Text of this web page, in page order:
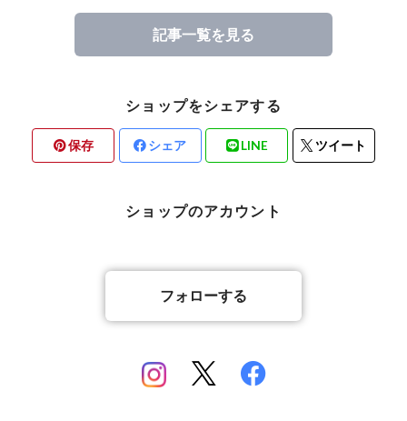
記事一覧を見る
ショップをシェアする
保存 シェア LINE ツイート
ショップのアカウント
フォローする